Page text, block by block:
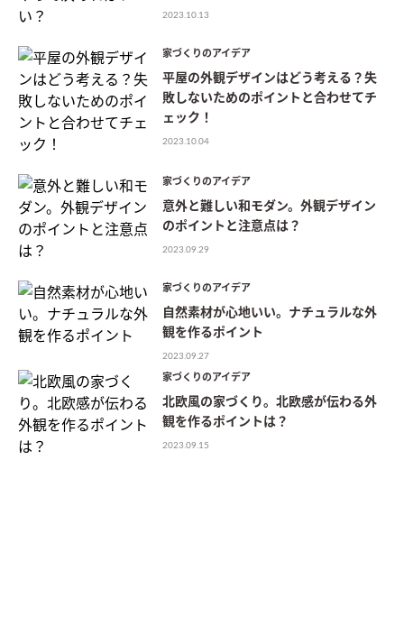
2023.10.13
家づくりのアイデア
平屋の外観デザインはどう考える？失
敗しないためのポイントと合わせてチ
ェック！
2023.10.04
家づくりのアイデア
意外と難しい和モダン。外観デザイン
のポイントと注意点は？
2023.09.29
家づくりのアイデア
自然素材が心地いい。ナチュラルな外
観を作るポイント
2023.09.27
家づくりのアイデア
北欧風の家づくり。北欧感が伝わる外
観を作るポイントは？
2023.09.15